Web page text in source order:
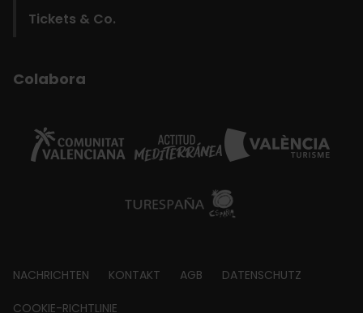
Tickets & Co.
Colabora
Footer
NACHRICHTEN KONTAKT AGB DATENSCHUTZ
COOKIE-RICHTLINIE